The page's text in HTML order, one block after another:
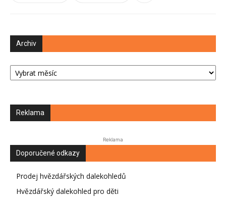
Archiv
Archiv
Reklama
Reklama
Doporučené odkazy
Prodej hvězdářských dalekohledů
Hvězdářský dalekohled pro děti